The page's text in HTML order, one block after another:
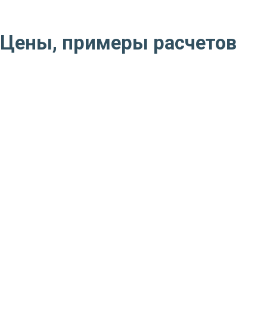
Цены, примеры расчетов